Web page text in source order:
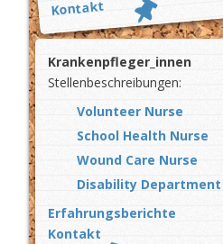
Kontakt
Krankenpfleger_innen
Stellenbeschreibungen:
Volunteer Nurse
School Health Nurse
Wound Care Nurse
Disability Department
Erfahrungsberichte
Kontakt